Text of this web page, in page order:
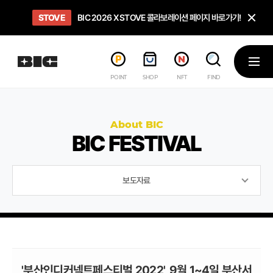
OPEN BIC 2026 STEAM SALE PAGE
STOVE BIC 2026 X STOVE 콜라보레이션 페이지 바로가기!
희망스튜디오 아이들에게 희망 버프 주고, 닌텐도 스위치2 받기!
GO TO 인디게임 테스트 베드 '비라운지' 바로가기!
GO TO '인디게임 큐레이션' 페이지 바로가기!
POINT SHOP NFT FIND
메뉴
About BIC
BIC FESTIVAL
보도자료